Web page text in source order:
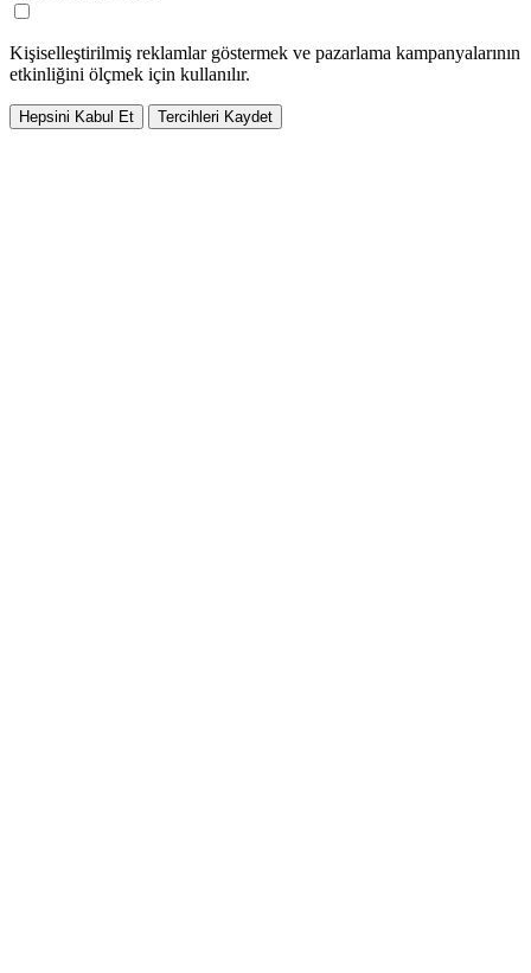
Kişiselleştirilmiş reklamlar göstermek ve pazarlama kampanyalarının
etkinliğini ölçmek için kullanılır.
Hepsini Kabul Et Tercihleri Kaydet